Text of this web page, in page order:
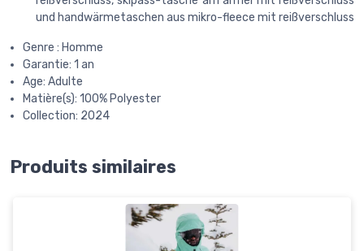
und handwärmetaschen aus mikro-fleece mit reißverschluss
Genre : Homme
Garantie: 1 an
Age: Adulte
Matière(s): 100% Polyester
Collection: 2024
Produits similaires